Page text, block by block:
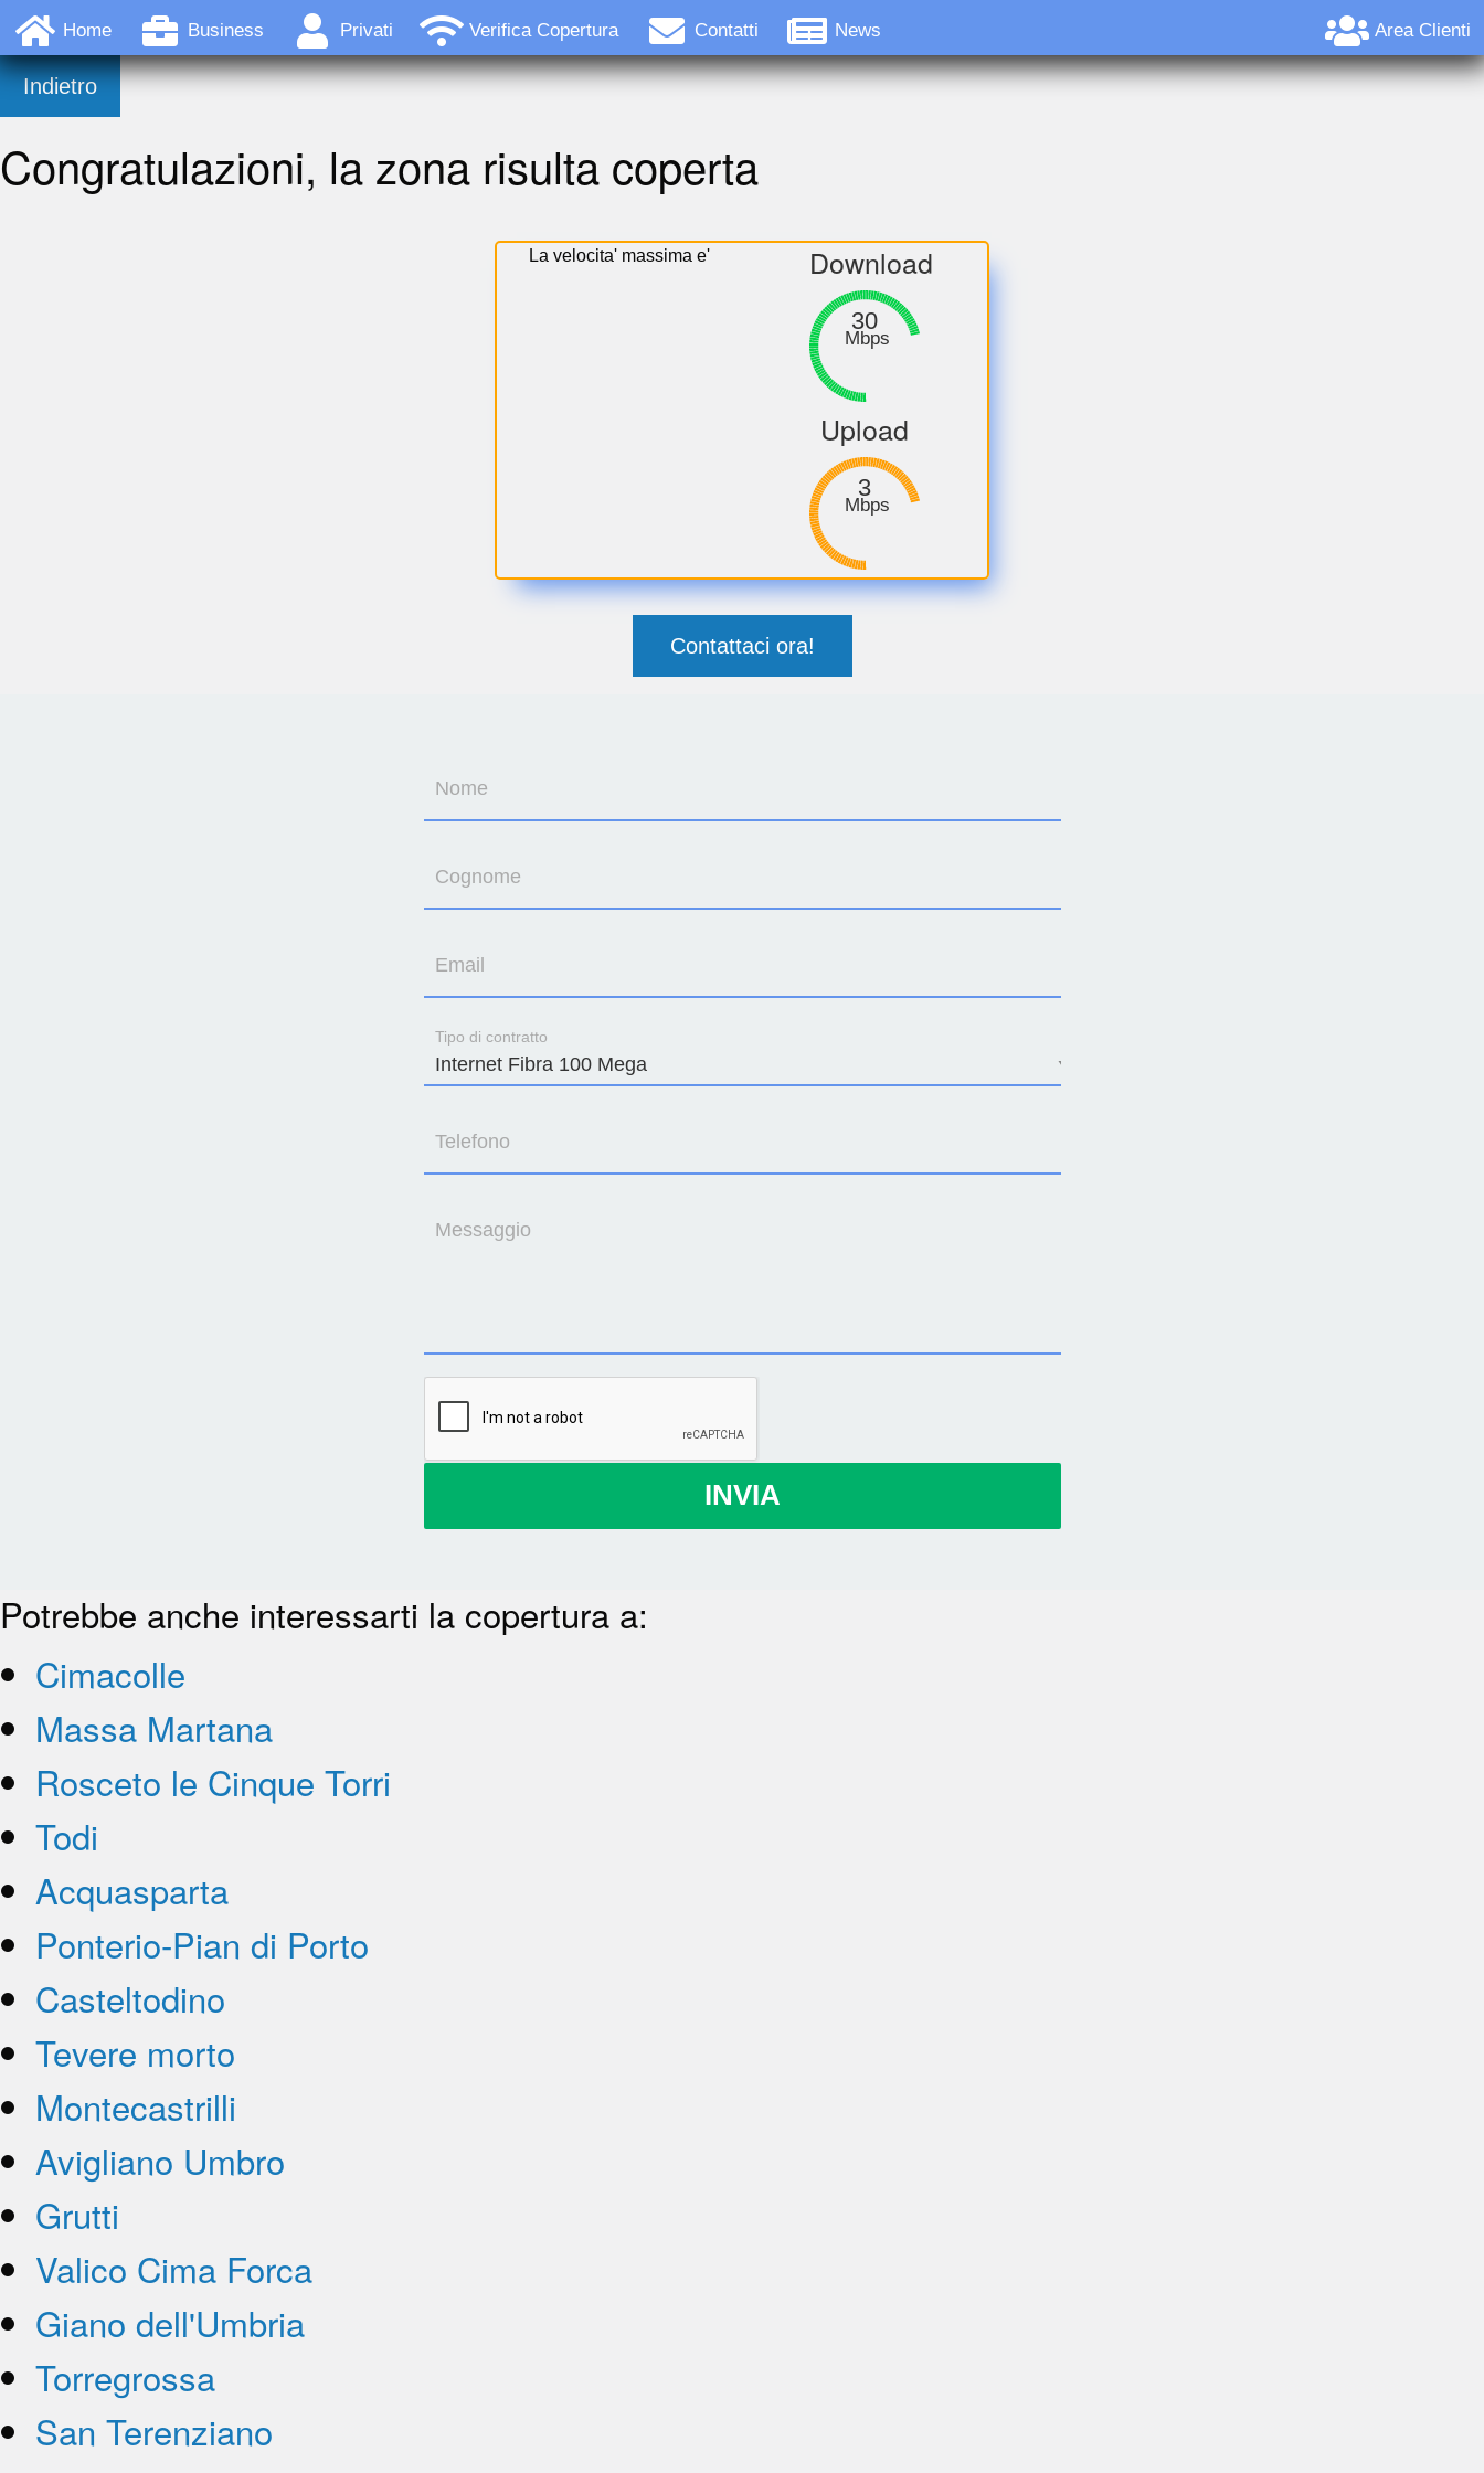
Home Business Privati Verifica Copertura Contatti News Area Clienti
Indietro
Congratulazioni, la zona risulta coperta
La velocita' massima e'
30
Mbps
Download
3
Mbps
Upload
Contattaci ora!
Nome
Cognome
Email
Tipo di contratto
Telefono
Messaggio
INVIA
Potrebbe anche interessarti la copertura a:
Cimacolle
Massa Martana
Rosceto le Cinque Torri
Todi
Acquasparta
Ponterio-Pian di Porto
Casteltodino
Tevere morto
Montecastrilli
Avigliano Umbro
Grutti
Valico Cima Forca
Giano dell'Umbria
Torregrossa
San Terenziano